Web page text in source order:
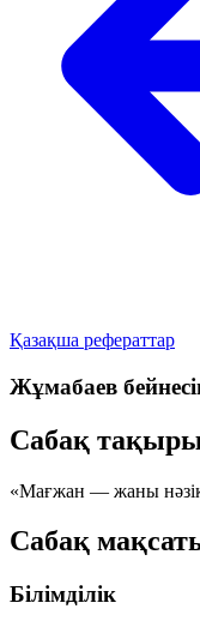
Қазақша рефераттар
Жұмабаев
Сабақ
«Мағжан — жаны
Сабақ
Білімділік